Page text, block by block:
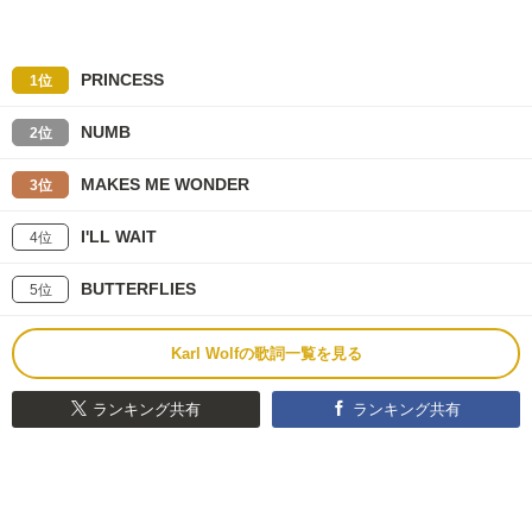
1位 PRINCESS
2位 NUMB
3位 MAKES ME WONDER
4位 I'LL WAIT
5位 BUTTERFLIES
Karl Wolfの歌詞一覧を見る
ランキング共有 ランキング共有